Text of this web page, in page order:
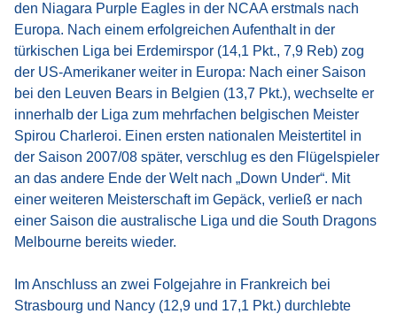
den Niagara Purple Eagles in der NCAA erstmals nach
Europa. Nach einem erfolgreichen Aufenthalt in der
türkischen Liga bei Erdemirspor (14,1 Pkt., 7,9 Reb) zog
der US-Amerikaner weiter in Europa: Nach einer Saison
bei den Leuven Bears in Belgien (13,7 Pkt.), wechselte er
innerhalb der Liga zum mehrfachen belgischen Meister
Spirou Charleroi. Einen ersten nationalen Meistertitel in
der Saison 2007/08 später, verschlug es den Flügelspieler
an das andere Ende der Welt nach „Down Under“. Mit
einer weiteren Meisterschaft im Gepäck, verließ er nach
einer Saison die australische Liga und die South Dragons
Melbourne bereits wieder.
Im Anschluss an zwei Folgejahre in Frankreich bei
Strasbourg und Nancy (12,9 und 17,1 Pkt.) durchlebte